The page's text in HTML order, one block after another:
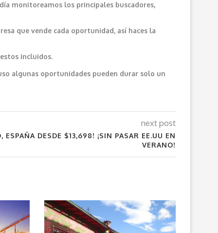
monitoreamos los principales buscadores,
que vende cada oportunidad, así haces la
incluidos.
algunas oportunidades pueden durar solo un
next post
ESPAÑA DESDE $13,698! ¡SIN PASAR EE.UU EN
VERANO!